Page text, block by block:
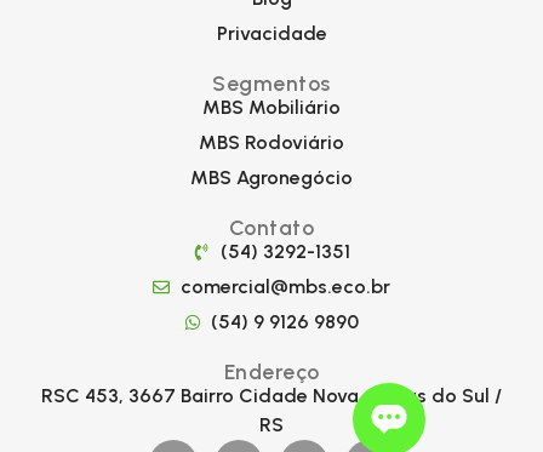
Privacidade
Segmentos
MBS Mobiliário
MBS Rodoviário
MBS Agronegócio
Contato
(54) 3292-1351
comercial@mbs.eco.br
(54) 9 9126 9890
Endereço
RSC 453, 3667 Bairro Cidade Nova Caxias do Sul /
RS